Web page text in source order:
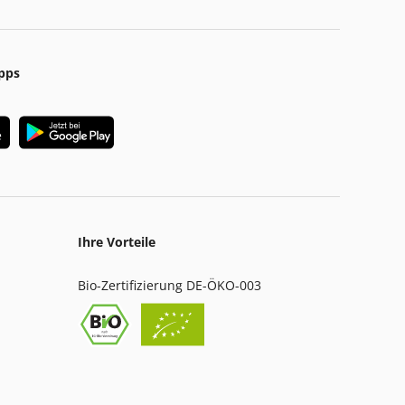
Ihre Vorteile
Bio-Zertifizierung DE-ÖKO-003